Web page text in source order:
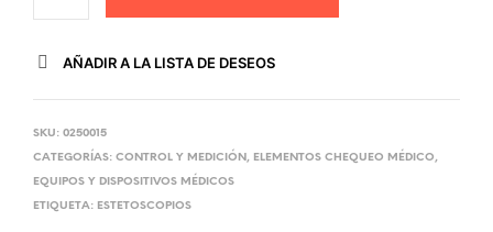
AÑADIR A LA LISTA DE DESEOS
SKU: 0250015
CATEGORÍAS: CONTROL Y MEDICIÓN , ELEMENTOS CHEQUEO MÉDICO,
EQUIPOS Y DISPOSITIVOS MÉDICOS
ETIQUETA: ESTETOSCOPIOS